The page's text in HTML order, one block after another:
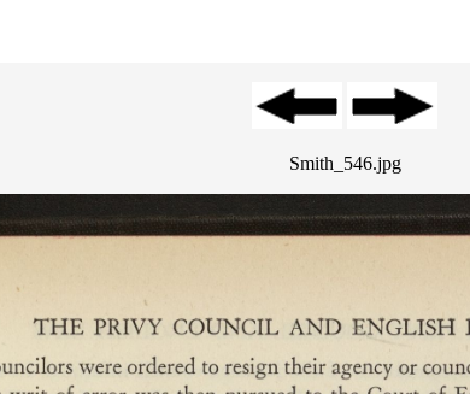
Smith_546.jpg